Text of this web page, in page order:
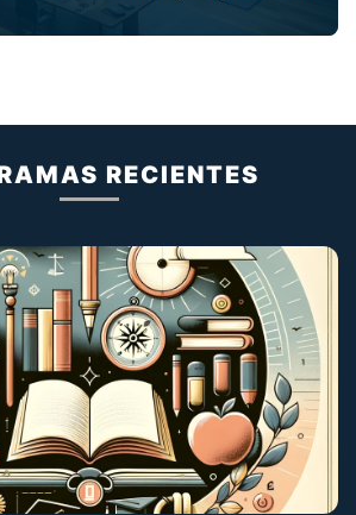
y de la contabilidad con nuestras
maestrías.RECIENTES